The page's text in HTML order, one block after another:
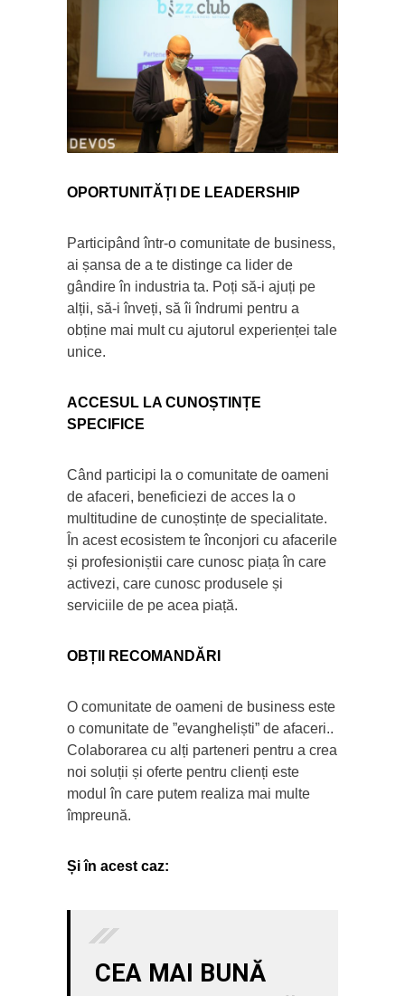
OPORTUNITĂȚI DE LEADERSHIP
Participând într-o comunitate de business,
ai șansa de a te distinge ca lider de
gândire în industria ta. Poți să-i ajuți pe
alții, să-i înveți, să îi îndrumi pentru a
obține mai mult cu ajutorul experienței tale
unice.
ACCESUL LA CUNOȘTINȚE
SPECIFICE
Când participi la o comunitate de oameni
de afaceri, beneficiezi de acces la o
multitudine de cunoștințe de specialitate.
În acest ecosistem te înconjori cu afacerile
și profesioniștii care cunosc piața în care
activezi, care cunosc produsele și
serviciile de pe acea piață.
OBȚII RECOMANDĂRI
O comunitate de oameni de business este
o comunitate de ”evangheliști” de afaceri..
Colaborarea cu alți parteneri pentru a crea
noi soluții și oferte pentru clienți este
modul în care putem realiza mai multe
împreună.
Și în acest caz:
CEA MAI BUNĂ